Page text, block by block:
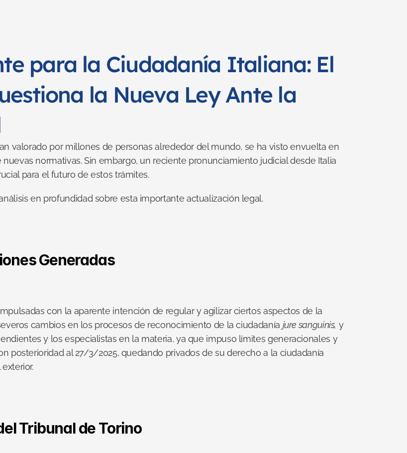
para la Ciudadanía Italiana: El
la Nueva Ley Ante la
valorado por millones de personas alrededor del mundo, se ha visto envuelta en
normativas. Sin embargo, un reciente pronunciamiento judicial desde Italia
para el futuro de estos trámites.
en profundidad sobre esta importante actualización legal.
Generadas
con la aparente intención de regular y agilizar ciertos aspectos de la
cambios en los procesos de reconocimiento de la ciudadanía jure sanguinis, y
y los especialistas en la materia, ya que impuso límites generacionales y
posterioridad al 27/3/2025, quedando privados de su derecho a la ciudadanía
Tribunal de Torino